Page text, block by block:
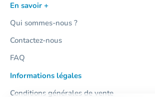
En savoir +
Qui sommes-nous ?
Contactez-nous
FAQ
Informations légales
Conditions générales de vente